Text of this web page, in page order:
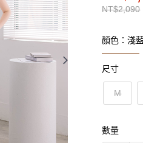
NT$2,090
顏色：淺
尺寸
M
數量